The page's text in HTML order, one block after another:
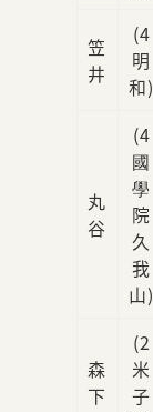
笠
井
(4
明
和)
丸
谷
(4
國
學
院
久
我
山)
森
下
(2
米
子